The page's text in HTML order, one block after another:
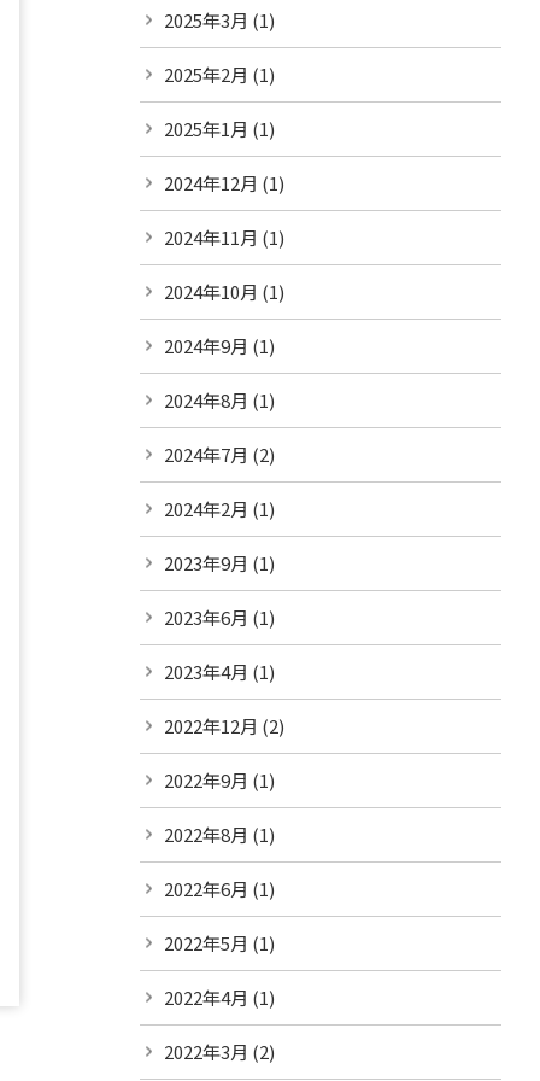
2025年3月 (1)
2025年2月 (1)
2025年1月 (1)
2024年12月 (1)
2024年11月 (1)
2024年10月 (1)
2024年9月 (1)
2024年8月 (1)
2024年7月 (2)
2024年2月 (1)
2023年9月 (1)
2023年6月 (1)
2023年4月 (1)
2022年12月 (2)
2022年9月 (1)
2022年8月 (1)
2022年6月 (1)
2022年5月 (1)
2022年4月 (1)
2022年3月 (2)